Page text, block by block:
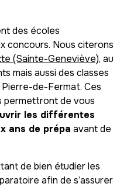
des écoles
concours. Nous citerons
(Sainte-Geneviève), au
mais aussi des classes
de-Fermat. Ces
permettront de vous
les différentes
ans de prépa avant de
de bien étudier les
afin de s’assurer